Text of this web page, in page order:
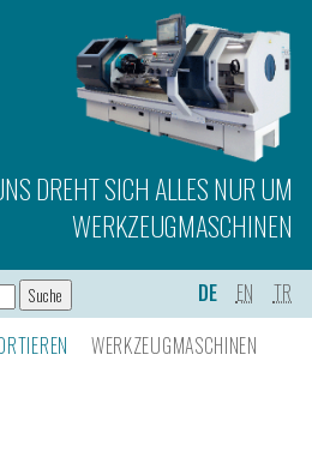
DREHT SICH ALLES NUR UM
WERKZEUGMASCHINEN
DE EN
TR
WERKZEUGMASCHINEN